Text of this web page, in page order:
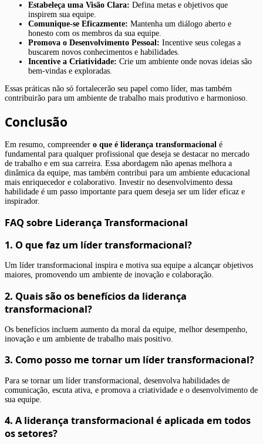
Estabeleça uma Visão Clara: Defina metas e objetivos que
inspirem sua equipe.
Comunique-se Eficazmente: Mantenha um diálogo aberto e
honesto com os membros da sua equipe.
Promova o Desenvolvimento Pessoal: Incentive seus colegas a
buscarem novos conhecimentos e habilidades.
Incentive a Criatividade: Crie um ambiente onde novas ideias são
bem-vindas e exploradas.
Essas práticas não só fortalecerão seu papel como líder, mas também
contribuirão para um ambiente de trabalho mais produtivo e harmonioso.
Conclusão
Em resumo, compreender o que é liderança transformacional é
fundamental para qualquer profissional que deseja se destacar no mercado
de trabalho e em sua carreira. Essa abordagem não apenas melhora a
dinâmica da equipe, mas também contribui para um ambiente educacional
mais enriquecedor e colaborativo. Investir no desenvolvimento dessa
habilidade é um passo importante para quem deseja ser um líder eficaz e
inspirador.
FAQ sobre Liderança Transformacional
1. O que faz um líder transformacional?
Um líder transformacional inspira e motiva sua equipe a alcançar objetivos
maiores, promovendo um ambiente de inovação e colaboração.
2. Quais são os benefícios da liderança
transformacional?
Os benefícios incluem aumento da moral da equipe, melhor desempenho,
inovação e um ambiente de trabalho mais positivo.
3. Como posso me tornar um líder transformacional?
Para se tornar um líder transformacional, desenvolva habilidades de
comunicação, escuta ativa, e promova a criatividade e o desenvolvimento de
sua equipe.
4. A liderança transformacional é aplicada em todos
os setores?